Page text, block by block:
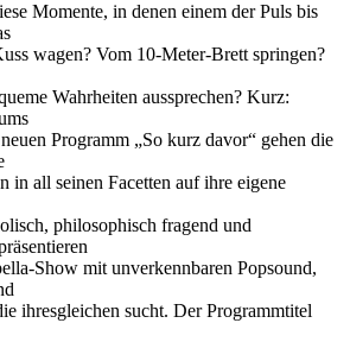
Momente, in denen einem der Puls bis
wagen? Vom 10-Meter-Brett springen?
Wahrheiten aussprechen? Kurz:
Programm „So kurz davor“ gehen die
in all seinen Facetten auf ihre eigene
philosophisch fragend und
Show mit unverkennbaren Popsound,
ihresgleichen sucht. Der Programmtitel